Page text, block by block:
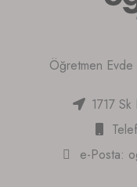
Öğretmen Evde
1717
e-Posta: